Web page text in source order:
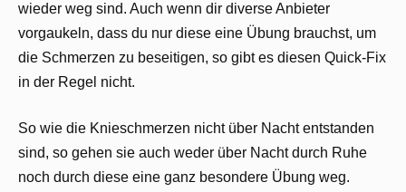
wieder weg sind. Auch wenn dir diverse Anbieter
vorgaukeln, dass du nur diese eine Übung brauchst, um
die Schmerzen zu beseitigen, so gibt es diesen Quick-Fix
in der Regel nicht.
So wie die Knieschmerzen nicht über Nacht entstanden
sind, so gehen sie auch weder über Nacht durch Ruhe
noch durch diese eine ganz besondere Übung weg.